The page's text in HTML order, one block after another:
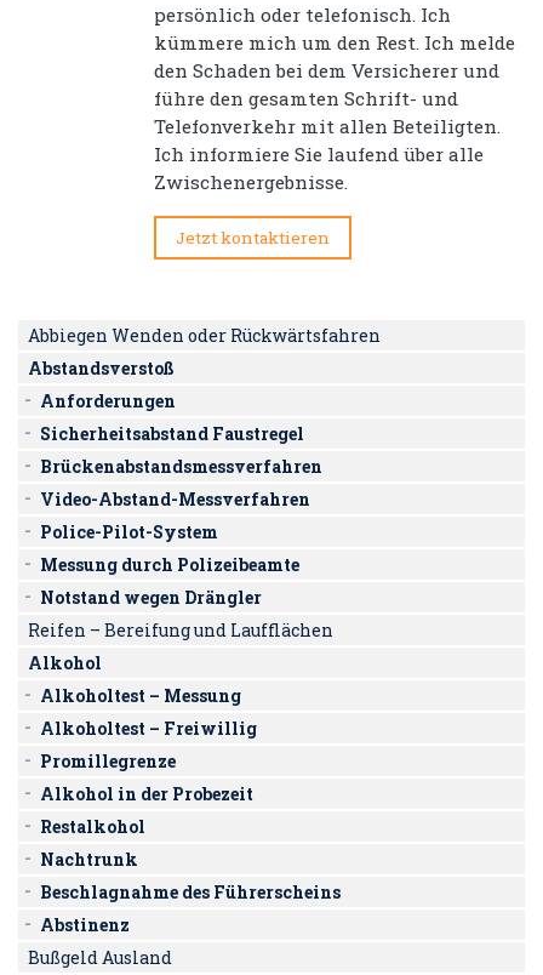
persönlich oder telefonisch. Ich
kümmere mich um den Rest. Ich melde
den Schaden bei dem Versicherer und
führe den gesamten Schrift- und
Telefonverkehr mit allen Beteiligten.
Ich informiere Sie laufend über alle
Zwischenergebnisse.
Jetzt kontaktieren
Abbiegen Wenden oder Rückwärtsfahren
Abstandsverstoß
Anforderungen
Sicherheitsabstand Faustregel
Brückenabstandsmessverfahren
Video-Abstand-Messverfahren
Police-Pilot-System
Messung durch Polizeibeamte
Notstand wegen Drängler
Reifen – Bereifung und Laufflächen
Alkohol
Alkoholtest – Messung
Alkoholtest – Freiwillig
Promillegrenze
Alkohol in der Probezeit
Restalkohol
Nachtrunk
Beschlagnahme des Führerscheins
Abstinenz
Bußgeld Ausland